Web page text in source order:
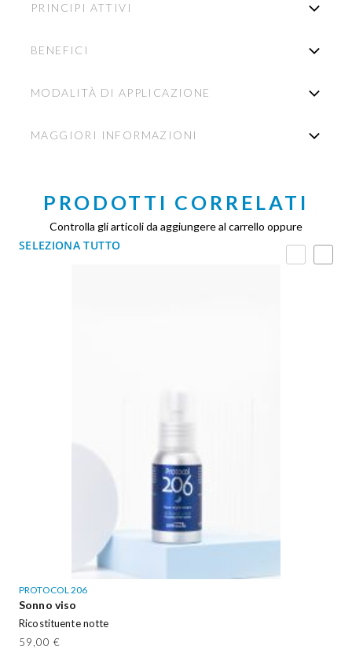
PRINCIPI ATTIVI
BENEFICI
MODALITÀ DI APPLICAZIONE
MAGGIORI INFORMAZIONI
PRODOTTI CORRELATI
Controlla gli articoli da aggiungere al carrello oppure
SELEZIONA TUTTO
PROTOCOL 206
Sonno viso
Ricostituente notte
59,00 €